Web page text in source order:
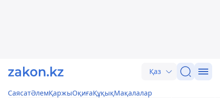
Қаз
СаясатӘлемҚаржыОқиғаҚұқықМақалалар